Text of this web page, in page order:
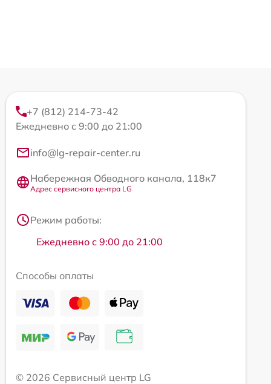
+7 (812) 214-73-42
Ежедневно с 9:00 до 21:00
info@lg-repair-center.ru
Набережная Обводного канала, 118к7
Адрес сервисного центра LG
Режим работы:
Ежедневно с 9:00 до 21:00
Способы оплаты
© 2026 Сервисный центр LG